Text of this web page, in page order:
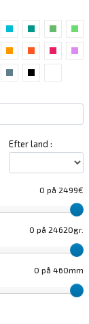
Efter land :
0 på 2499€
0 på 24620gr.
0 på 460mm